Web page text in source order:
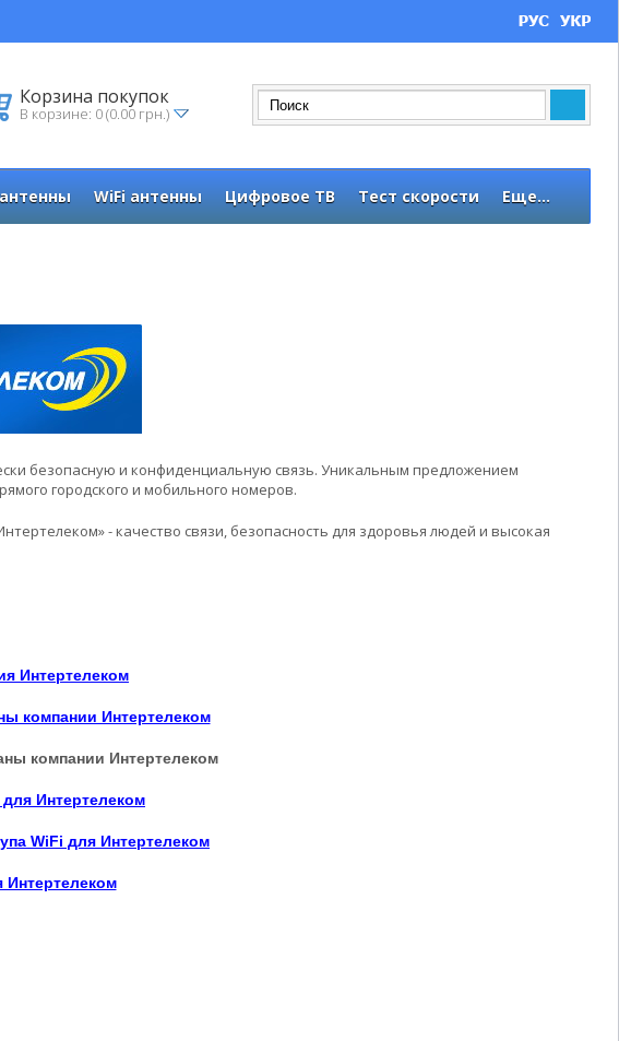
Корзина покупок
В корзине: 0 (0.00 грн.)
WiFi антенны Цифровое ТВ Тест скорости Еще...
безопасную и конфиденциальную связь. Уникальным предложением
городского и мобильного номеров.
- качество связи, безопасность для здоровья людей и высокая
Интертелеком
компании Интертелеком
компании Интертелеком
Интертелеком
WiFi для Интертелеком
Интертелеком